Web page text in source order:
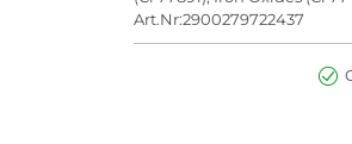
Art.Nr:2900279722437